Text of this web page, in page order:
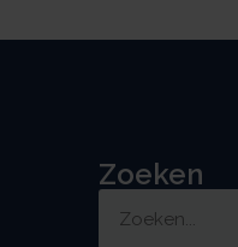
Zoeken